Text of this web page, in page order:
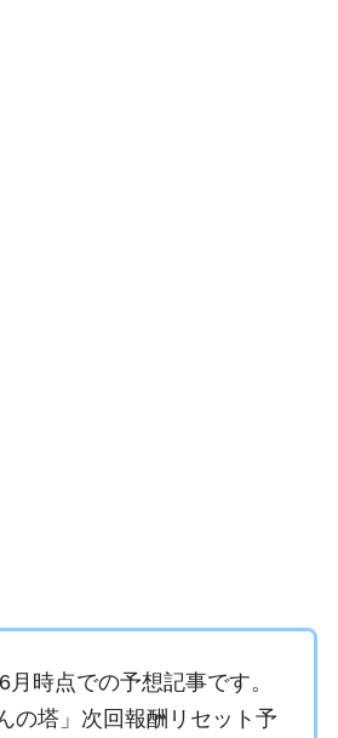
時点での予想記事です。
の塔」次回報酬リセット予